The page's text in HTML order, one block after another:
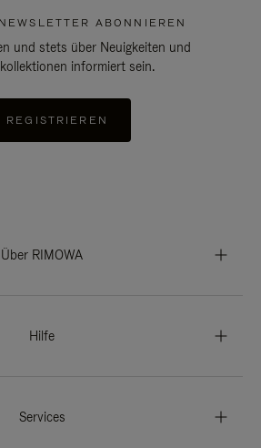
ABONNIEREN
und stets über Neuigkeiten und
informiert sein.
REGISTRIEREN
Über RIMOWA
Hilfe
Services